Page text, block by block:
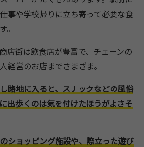
事や学校帰りに立ち寄って必要な食
。
店街は飲食店が豊富で、チェーンの
経営のお店までさまざま。
路地に入ると、スナックなどの風俗
出歩くのは気を付けたほうがよさそ
ショッピング施設や、際立った遊び